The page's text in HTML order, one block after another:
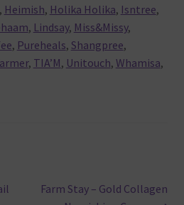
, Heimish, Holika Holika, Isntree,
, Lindsay, Miss&Missy,
, Pureheals, Shangpree,
, TIA’M, Unitouch, Whamisa,
Nächster
Farm Stay – Gold Collagen